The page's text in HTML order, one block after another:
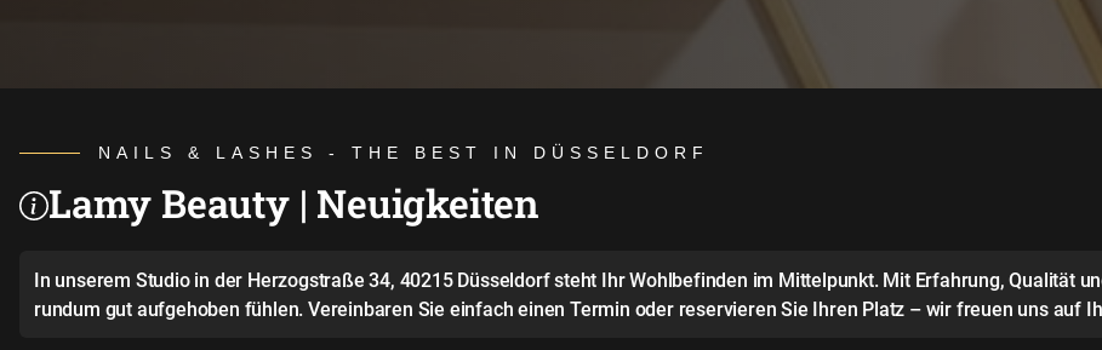
NAILS & LASHES - THE BEST IN DÜSSELDORF
Lamy Beauty | Neuigkeiten
In unserem Studio in der Herzogstraße 34, 40215 Düsseldorf steht Ihr Wohlbefinden im Mittelpunkt. Mit Erfahrung, Qualität
rundum gut aufgehoben fühlen. Vereinbaren Sie einfach einen Termin oder reservieren Sie Ihren Platz – wir freuen uns auf